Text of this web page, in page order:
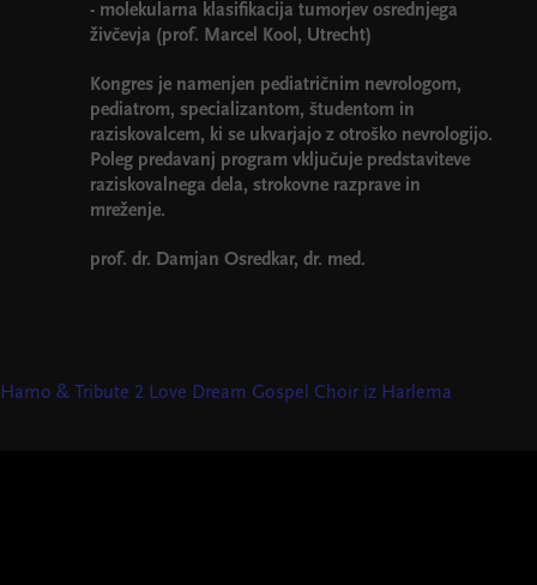
- molekularna klasifikacija tumorjev osrednjega
živčevja (prof. Marcel Kool, Utrecht)
Kongres je namenjen pediatričnim nevrologom,
pediatrom, specializantom, študentom in
raziskovalcem, ki se ukvarjajo z otroško nevrologijo.
Poleg predavanj program vključuje predstaviteve
raziskovalnega dela, strokovne razprave in
mreženje.
prof. dr. Damjan Osredkar, dr. med.
Hamo & Tribute 2 Love Dream Gospel Choir iz Harlema